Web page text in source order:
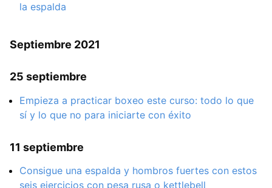
la espalda
Septiembre 2021
25 septiembre
Empieza a practicar boxeo este curso: todo lo que
sí y lo que no para iniciarte con éxito
11 septiembre
Consigue una espalda y hombros fuertes con estos
seis ejercicios con pesa rusa o kettlebell